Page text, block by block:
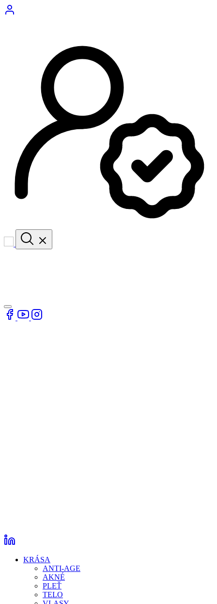
KRÁSA
ANTI-AGE
AKNÉ
PLEŤ
TELO